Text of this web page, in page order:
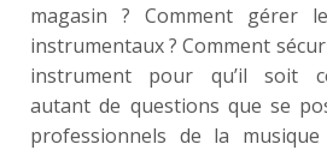
magasin ? Comment gérer
instrumentaux ? Comment
instrument pour qu’il soit
autant de questions que se
professionnels de la